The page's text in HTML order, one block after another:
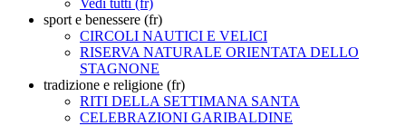
sport e benessere (fr)
CIRCOLI NAUTICI E VELICI
RISERVA NATURALE ORIENTATA DELLO
STAGNONE
tradizione e religione (fr)
RITI DELLA SETTIMANA SANTA
CELEBRAZIONI GARIBALDINE